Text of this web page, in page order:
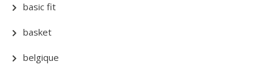
basic fit
basket
belgique